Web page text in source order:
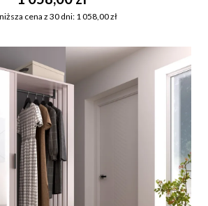
cena z 30 dni: 1 058,00 zł